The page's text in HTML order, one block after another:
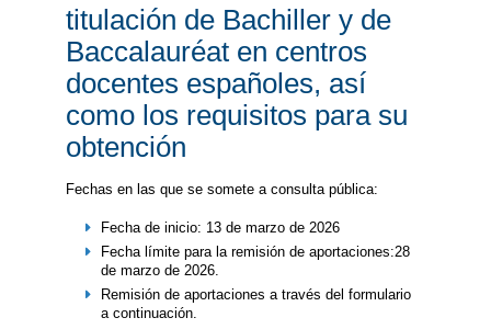
titulación de Bachiller y de
Baccalauréat en centros
docentes españoles, así
como los requisitos para su
obtención
Fechas en las que se somete a consulta pública:
Fecha de inicio: 13 de marzo de 2026
Fecha límite para la remisión de aportaciones:28
de marzo de 2026.
Remisión de aportaciones a través del formulario
a continuación.